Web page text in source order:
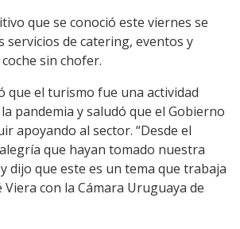
que se conoció este viernes se
servicios de catering, eventos y
sin chofer.
que el turismo fue una actividad
pandemia y saludó que el Gobierno
apoyando al sector. “Desde el
que hayan tomado nuestra
dijo que este es un tema que trabaja
con la Cámara Uruguaya de